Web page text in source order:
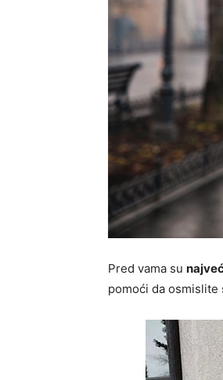
Pred vama su
pomoći da